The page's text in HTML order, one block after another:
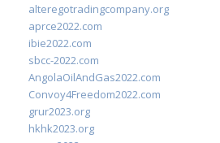
alteregotradingcompany.org
aprce2022.com
ibie2022.com
sbcc-2022.com
AngolaOilAndGas2022.com
Convoy4Freedom2022.com
grur2023.org
hkhk2023.org